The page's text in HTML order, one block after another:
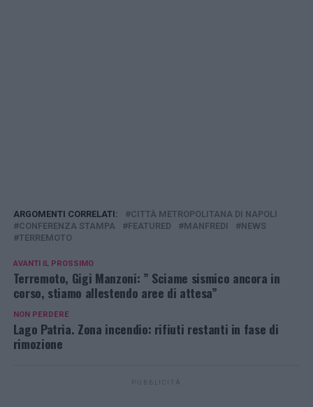
ARGOMENTI CORRELATI:
CITTÀ METROPOLITANA DI NAPOLI
CONFERENZA STAMPA
FEATURED MANFREDI
NEWS
TERREMOTO
AVANTI IL ​​PROSSIMO
Terremoto, Gigi Manzoni: ” Sciame sismico ancora in
corso, stiamo allestendo aree di attesa”
NON PERDERE
Lago Patria. Zona incendio: rifiuti restanti in fase di
rimozione
PUBBLICITÀ